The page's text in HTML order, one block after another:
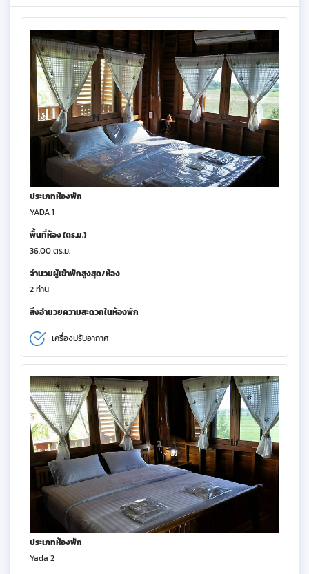
ประเภทห้องพัก
YADA 1
พื้นที่ห้อง (ตร.ม.)
36.00 ตร.ม.
จำนวนผู้เข้าพักสูงสุด/ห้อง
2 ท่าน
สิ่งอำนวยความสะดวกในห้องพัก
เครื่องปรับอากาศ
ประเภทห้องพัก
Yada 2